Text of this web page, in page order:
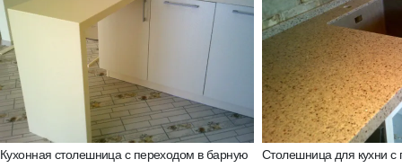
Кухонная столешница с переходом в барную
Столешница для кухни с